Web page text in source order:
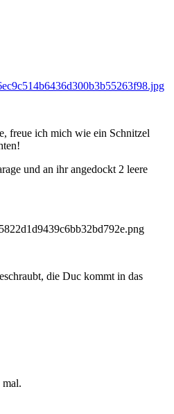
freue ich mich wie ein Schnitzel
und an ihr angedockt 2 leere
die Duc kommt in das
mal.